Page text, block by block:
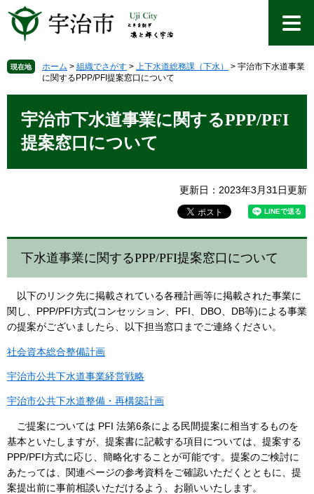
先
で
を
ば
へ
現在地 ホーム > 組織でさがす > 上下水道総務課（下水） > 宇治市下水道事業
に関するPPP/PFI提案窓口について
宇治市下水道事業に関するPPP/PFI
提案窓口について
更新日：2023年3月31日更新
下水道事業に関するPPP/PFI提案窓口について
以下のリンク先に掲載されている各種計画等に掲載された事業に
関し、PPP/PFI方式(コンセッション、PFI、DBO、DB等)による事業
の提案がございましたら、以下担当窓口までご連絡ください。
社会資本総合整備計画
宇治市公共下水道事業経営戦略
宇治市公共下水道整備・再構築計画
ご提案については PFI 法第6条による民間提案に相当するものを
基本といたしますが、提案書に記載する項目については、提案する
PPP/PFI方式に応じ、簡略化することが可能です。提案のご検討に
あたっては、関連ページの参考資料をご確認いただくとともに、提
案提出前に事前相談いただけるよう、お願いいたします。